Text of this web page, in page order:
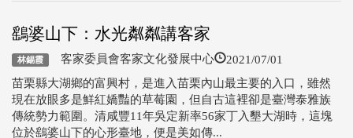
鷂婆山下：水光粼粼講客家
林錫霞 客家委員會客家文化發展中心 2021/07/01
苗栗縣大湖鄉的富興村，是進入苗栗內山最主要的入口，雖然
現在放眼多是鮮紅嬌豔的草莓園，但自古這裡卻是臺灣泰雅族
傳統勢力範圍。清咸豐11年吳定新率56家丁入墾大湖時，這塊
位於鷂婆山下的心形臺地，便是美如傳...